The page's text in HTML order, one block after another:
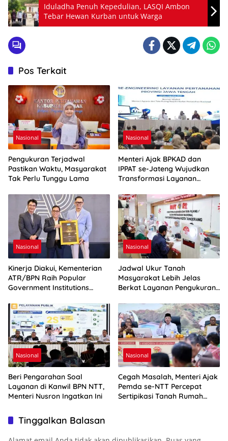
Iduladha Penuh Kepedulian, LASQI Ambon
Tebar Hewan Kurban untuk Warga
Pos Terkait
Nasional
Pengukuran Terjadwal
Pastikan Waktu, Masyarakat
Tak Perlu Tunggu Lama
Nasional
Menteri Ajak BPKAD dan
IPPAT se-Jateng Wujudkan
Transformasi Layanan
Nasional
Kinerja Diakui, Kementerian
ATR/BPN Raih Popular
Government Institutions
Nasional
Jadwal Ukur Tanah
Masyarakat Lebih Jelas
Berkat Layanan Pengukuran
Nasional
Beri Pengarahan Soal
Layanan di Kanwil BPN NTT,
Menteri Nusron Ingatkan Ini
Nasional
Cegah Masalah, Menteri Ajak
Pemda se-NTT Percepat
Sertipikasi Tanah Rumah
Tinggalkan Balasan